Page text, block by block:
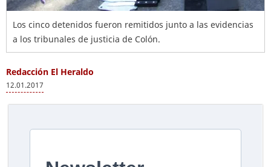
Los cinco detenidos fueron remitidos junto a las evidencias
a los tribunales de justicia de Colón.
Redacción El Heraldo
12.01.2017